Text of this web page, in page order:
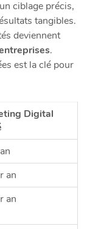
ciblage précis,
tangibles.
deviennent
.
est la clé pour
Digital
an
an